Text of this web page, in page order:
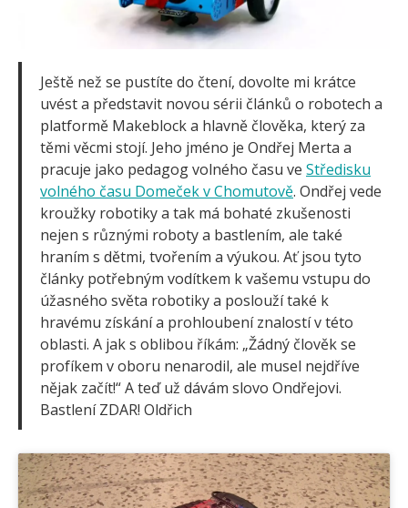
Arduino projekty
Arduino s Massimem Banzim
Arduino roboti
Tinylab
Makeblock
Micro:bit
Videa
Koupit
Ještě než se pustíte do čtení, dovolte mi krátce
uvést a představit novou sérii článků o robotech a
platformě Makeblock a hlavně člověka, který za
těmi věcmi stojí. Jeho jméno je Ondřej Merta a
pracuje jako pedagog volného času ve Středisku
volného času Domeček v Chomutově. Ondřej vede
kroužky robotiky a tak má bohaté zkušenosti
nejen s různými roboty a bastlením, ale také
hraním s dětmi, tvořením a výukou. Ať jsou tyto
články potřebným vodítkem k vašemu vstupu do
úžasného světa robotiky a poslouží také k
hravému získání a prohloubení znalostí v této
oblasti. A jak s oblibou říkám: „Žádný člověk se
profíkem v oboru nenarodil, ale musel nejdříve
nějak začít!“ A teď už dávám slovo Ondřejovi.
Bastlení ZDAR! Oldřich